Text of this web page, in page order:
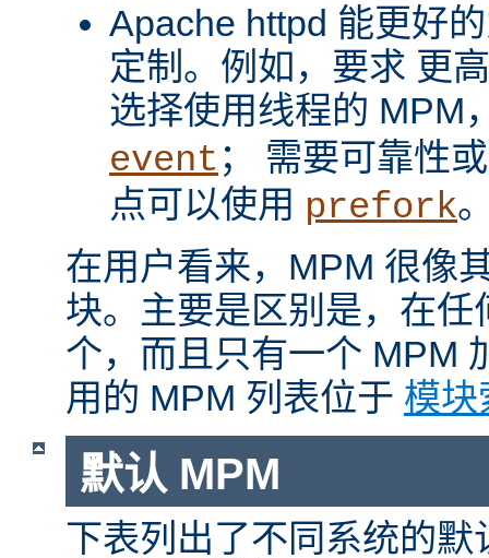
Apache httpd 能更好
定制。例如，要求 更
选择使用线程的 MPM
event ； 需要可靠性
点可以使用 prefork
在用户看来，MPM 很像
块。主要是区别是，在任
个，而且只有一个 MPM
用的 MPM 列表位于 模块
默认 MPM
下表列出了不同系统的默